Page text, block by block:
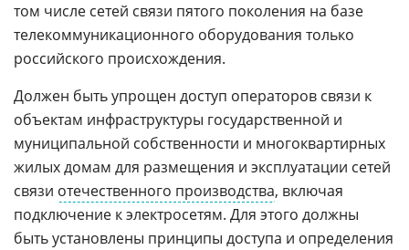
том числе сетей связи пятого поколения на базе
телекоммуникационного оборудования только
российского происхождения.
Должен быть упрощен доступ операторов связи к
объектам инфраструктуры государственной и
муниципальной собственности и многоквартирных
жилых домам для размещения и эксплуатации сетей
связи отечественного производства, включая
подключение к электросетям. Для этого должны
быть установлены принципы доступа и определения